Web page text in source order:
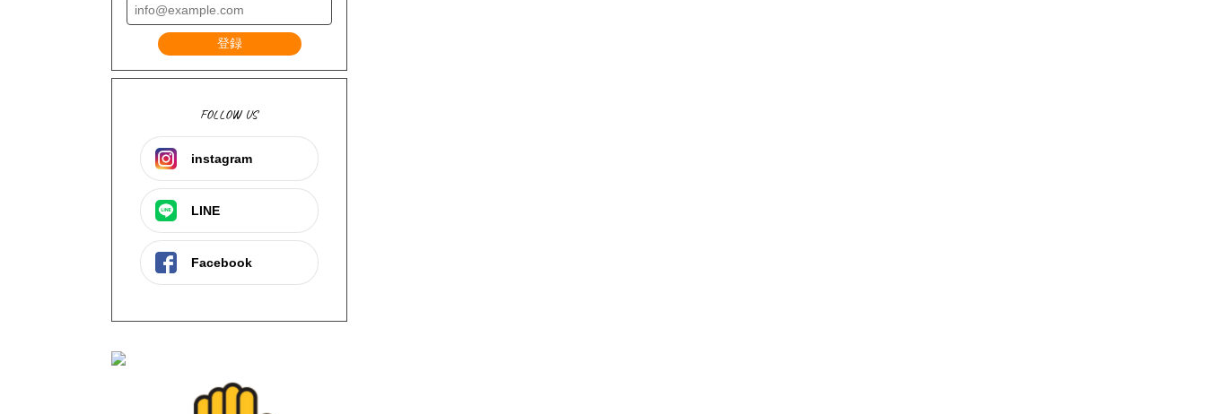
登録
FOLLOW US
instagram
LINE
Facebook